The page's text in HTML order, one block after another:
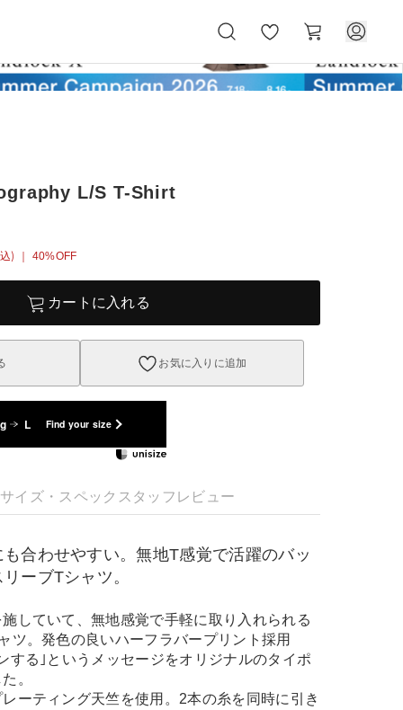
気
に
ー
ト
L/S T-Shirt
) ｜ 40%OFF
カートに入れる
お気に入りに追加
L Find your size
サイズ・スペック スタッフレビュー
合わせやすい。無地T感覚で活躍のバッ
ーブTシャツ。
していて、無地感覚で手軽に取り入れられる
ツ。発色の良いハーフラバープリント採用
する｣というメッセージをオリジナルのタイポ
。
ーティング天竺を使用。2本の糸を同時に引き